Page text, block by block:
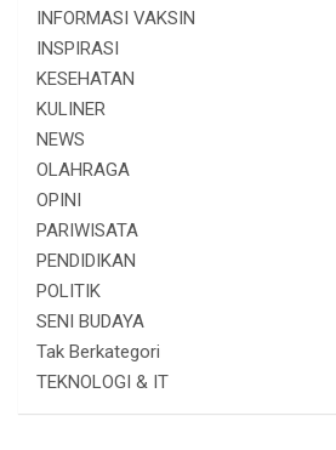
INFORMASI VAKSIN
INSPIRASI
KESEHATAN
KULINER
NEWS
OLAHRAGA
OPINI
PARIWISATA
PENDIDIKAN
POLITIK
SENI BUDAYA
Tak Berkategori
TEKNOLOGI & IT